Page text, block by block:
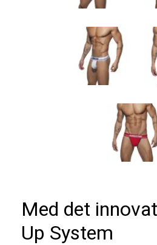
Med det
Up System